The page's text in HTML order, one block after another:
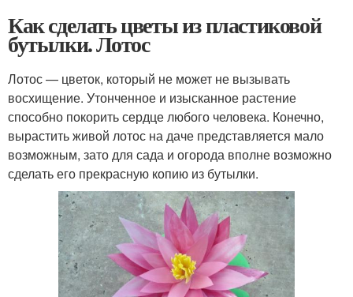
Как сделать цветы из пластиковой
бутылки. Лотос
Лотос — цветок, который не может не вызывать
восхищение. Утонченное и изысканное растение
способно покорить сердце любого человека. Конечно,
вырастить живой лотос на даче представляется мало
возможным, зато для сада и огорода вполне возможно
сделать его прекрасную копию из бутылки.